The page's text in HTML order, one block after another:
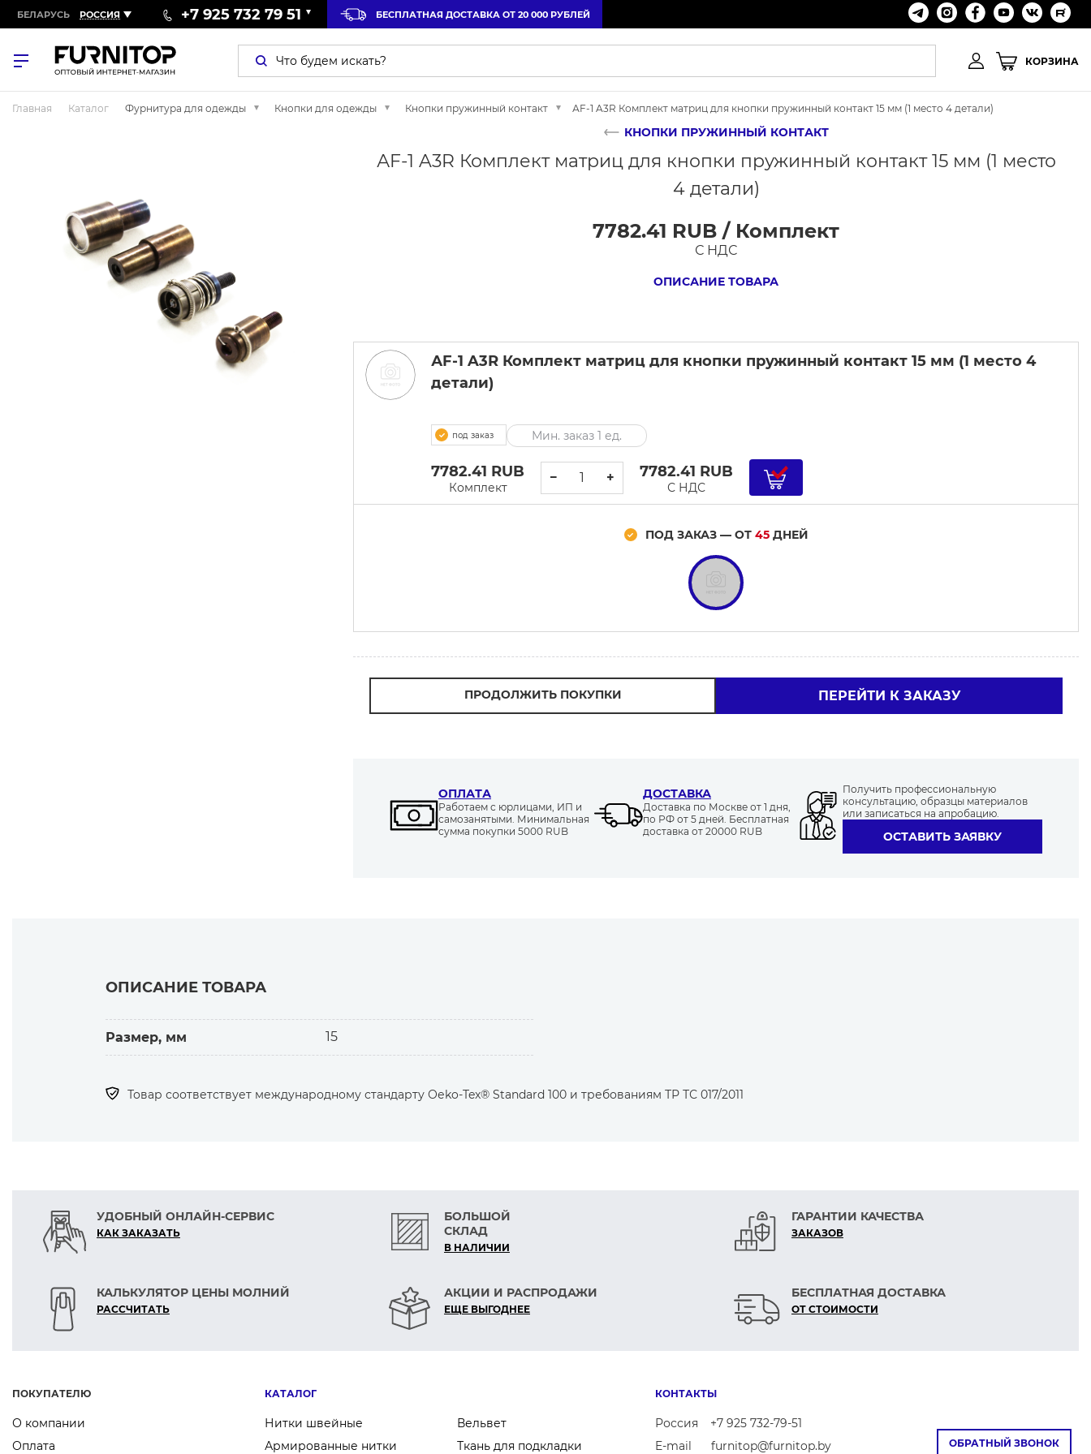
БЕЛАРУСЬ РОССИЯ +7 925 732 79 51 БЕСПЛАТНАЯ ДОСТАВКА ОТ 20 000 РУБЛЕЙ
КОРЗИНА
Главная Каталог Фурнитура для одежды Кнопки для одежды Кнопки пружинный контакт АF-1 A3R Комплект матриц для кнопки пружинный контакт 15 мм (1 место 4 детали)
КНОПКИ ПРУЖИННЫЙ КОНТАКТ
АF-1 A3R Комплект матриц для кнопки пружинный контакт 15 мм (1 место
4 детали)
7782.41 RUB / Комплект
С НДС
ОПИСАНИЕ ТОВАРА
АF-1 A3R Комплект матриц для кнопки пружинный контакт 15 мм (1 место 4
детали)
под заказ Мин. заказ 1 ед.
7782.41 RUB
Комплект
− + 7782.41 RUB
С НДС
ПОД ЗАКАЗ — ОТ 45 ДНЕЙ
ПРОДОЛЖИТЬ ПОКУПКИ ПЕРЕЙТИ К ЗАКАЗУ
ОПЛАТА
Работаем с юрлицами, ИП и
самозанятыми. Минимальная
сумма покупки 5000 RUB
ДОСТАВКА
Доставка по Москве от 1 дня,
по РФ от 5 дней. Бесплатная
доставка от 20000 RUB
Получить профессиональную
консультацию, образцы материалов
или записаться на апробацию.
ОСТАВИТЬ ЗАЯВКУ
ОПИСАНИЕ ТОВАРА
Размер, мм 15
Товар соответствует международному стандарту Оеko-Tex® Standard 100 и требованиям ТР ТС 017/2011
УДОБНЫЙ ОНЛАЙН-СЕРВИС
КАК ЗАКАЗАТЬ
БОЛЬШОЙ
СКЛАД
В НАЛИЧИИ
ГАРАНТИИ КАЧЕСТВА
ЗАКАЗОВ
КАЛЬКУЛЯТОР ЦЕНЫ МОЛНИЙ
РАСCЧИТАТЬ
АКЦИИ И РАСПРОДАЖИ
ЕЩЕ ВЫГОДНЕЕ
БЕСПЛАТНАЯ ДОСТАВКА
ОТ СТОИМОСТИ
ПОКУПАТЕЛЮ
О компании
Оплата
КАТАЛОГ
Нитки швейные
Армированные нитки
Вельвет
Ткань для подкладки
ОБРАТНЫЙ ЗВОНОК
КОНТАКТЫ
Россия
+7 925 732-79-51
E-mail
furnitop@furnitop.by